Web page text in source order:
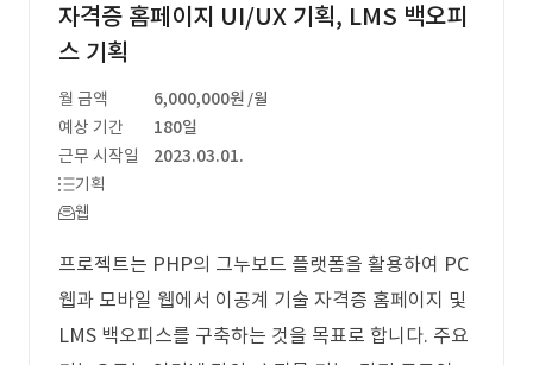
자격증 홈페이지 UI/UX 기획, LMS 백오피
스 기획
월 금액 6,000,000원 /월
예상 기간
180일
근무 시작일
2023.03.01.
기획
웹
프로젝트는 PHP의 그누보드 플랫폼을 활용하여 PC
웹과 모바일 웹에서 이공계 기술 자격증 홈페이지 및
LMS 백오피스를 구축하는 것을 목표로 합니다. 주요